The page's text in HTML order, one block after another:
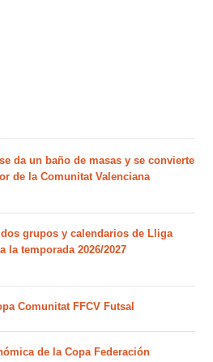
da un baño de masas y se convierte
de la Comunitat Valenciana
grupos y calendarios de Lliga
la temporada 2026/2027
Comunitat FFCV Futsal
de la Copa Federación